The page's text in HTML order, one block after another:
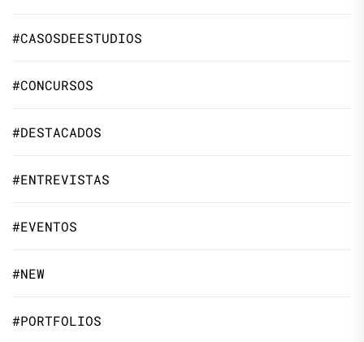
#CASOSDEESTUDIOS
#CONCURSOS
#DESTACADOS
#ENTREVISTAS
#EVENTOS
#NEW
#PORTFOLIOS